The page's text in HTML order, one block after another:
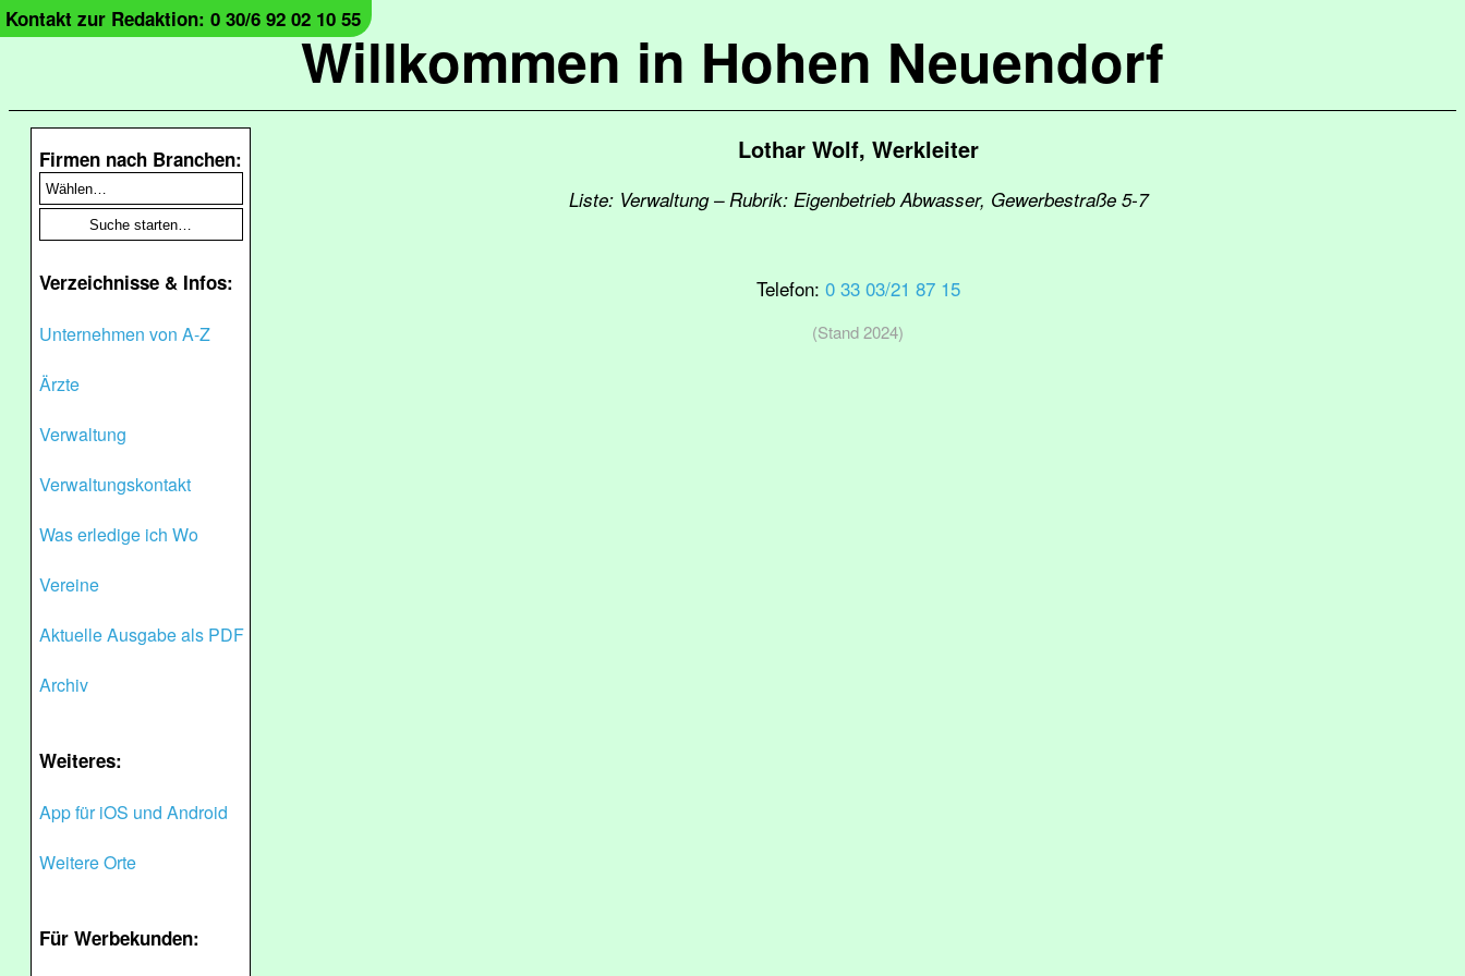
Willkommen in Hohen Neuendorf
Kontakt zur Redaktion: 0 30/6 92 02 10 55
Firmen nach Branchen:
Verzeichnisse & Infos:
Unternehmen von A-Z
Ärzte
Verwaltung
Verwaltungskontakt
Was erledige ich Wo
Vereine
Aktuelle Ausgabe als PDF
Archiv
Weiteres:
App für iOS und Android
Weitere Orte
Für Werbekunden:
Lothar Wolf, Werkleiter
Liste: Verwaltung – Rubrik: Eigenbetrieb Abwasser, Gewerbestraße 5-7
Telefon: 0 33 03/21 87 15
(Stand 2024)